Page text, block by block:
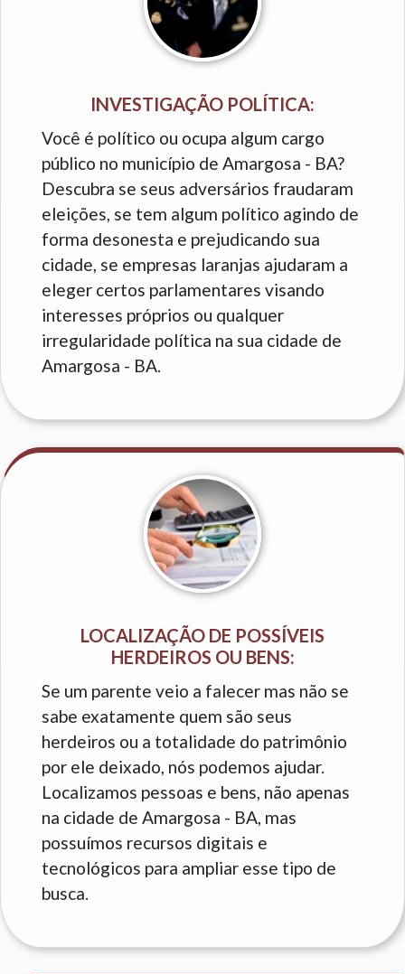
INVESTIGAÇÃO POLÍTICA:
Você é político ou ocupa algum cargo
público no município de Amargosa - BA?
Descubra se seus adversários fraudaram
eleições, se tem algum político agindo de
forma desonesta e prejudicando sua
cidade, se empresas laranjas ajudaram a
eleger certos parlamentares visando
interesses próprios ou qualquer
irregularidade política na sua cidade de
Amargosa - BA.
LOCALIZAÇÃO DE POSSÍVEIS
HERDEIROS OU BENS:
Se um parente veio a falecer mas não se
sabe exatamente quem são seus
herdeiros ou a totalidade do patrimônio
por ele deixado, nós podemos ajudar.
Localizamos pessoas e bens, não apenas
na cidade de Amargosa - BA, mas
possuímos recursos digitais e
tecnológicos para ampliar esse tipo de
busca.